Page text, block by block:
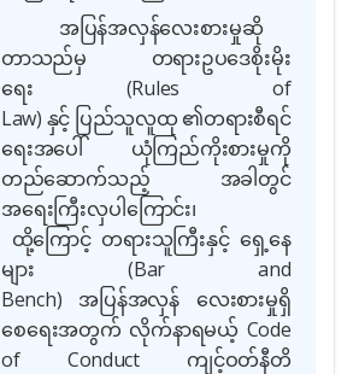
အပြန်အလှန်လေးစားမှုဆို
တာသည်မှ တရားဥပဒေစိုးမိုး
ရေး (Rules of
Law) နှင့် ပြည်သူလူထု ၏တရားစီရင်
ရေးအပေါ် ယုံကြည်ကိုးစားမှုကို
တည်ဆောက်သည့် အခါတွင်
အရေးကြီးလှပါကြောင်း၊
ထို့ကြောင့် တရားသူကြီးနှင့် ရှေ့နေ
များ (Bar and
Bench) အပြန်အလှန် လေးစားမှုရှိ
စေရေးအတွက် လိုက်နာရမယ့် Code
of Conduct ကျင့်ဝတ်နီတိ